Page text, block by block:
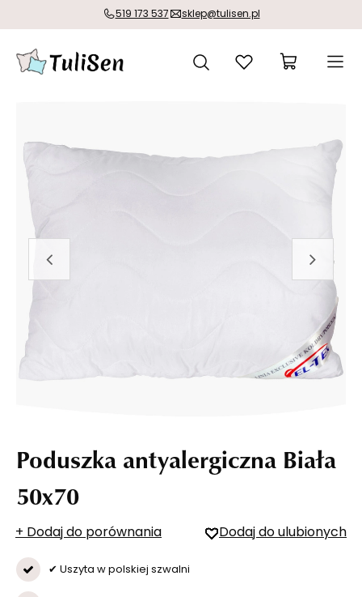
519 173 537 sklep@tulisen.pl
Poduszka antyalergiczna Biała
50x70
+ Dodaj do porównania Dodaj do ulubionych
✔ Uszyta w polskiej szwalni